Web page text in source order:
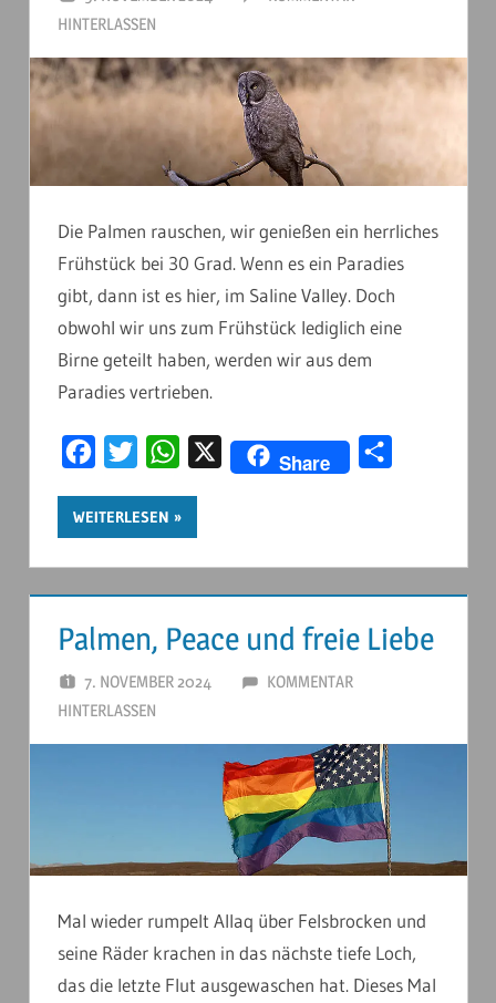
HINTERLASSEN
Die Palmen rauschen, wir genießen ein herrliches
Frühstück bei 30 Grad. Wenn es ein Paradies
gibt, dann ist es hier, im Saline Valley. Doch
obwohl wir uns zum Frühstück lediglich eine
Birne geteilt haben, werden wir aus dem
Paradies vertrieben.
FacebookTwitter WhatsApp
X Share
WEITERLESEN
Palmen, Peace und freie Liebe
7. NOVEMBER 2024 ANDERSTOUREN
KOMMENTAR
HINTERLASSEN
Mal wieder rumpelt Allaq über Felsbrocken und
seine Räder krachen in das nächste tiefe Loch,
das die letzte Flut ausgewaschen hat. Dieses Mal